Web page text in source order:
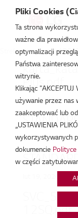
Strefa Klimatyzacji /
Plus.pdf
lut 19, 2026
lut 19, 2026
12SQ.pdf
Pliki Cookies
Ta strona
ważne dla
optymalizacji
Państwa
witrynie.
Klikając "AKCEPTUJ
używanie przez nas
zaakceptować lub
„USTAWIENIA
wykorzystywanych
dokumencie
w części